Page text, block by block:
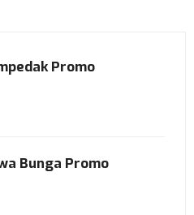
Promo
Bunga Promo